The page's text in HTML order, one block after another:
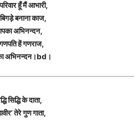
हूँ मैं आभारी,
बनाना काज,
अभिनन्दन,
हें गणराज,
अभिनन्दन।bd।
सिद्धि के दाता,
तेरे गुण गाता,